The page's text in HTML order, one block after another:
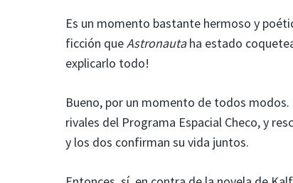
Es un momento bastante hermoso y
ficción queAstronautaha estado
explicarlo todo!
Bueno, por un momento de todos
rivales del Programa Espacial Checo, y
y los dos confirman su vida juntos.